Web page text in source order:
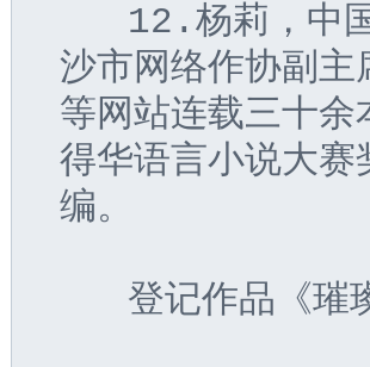
12.杨莉，中国
沙市网络作协副
等网站连载三十
得华语言小说大
编。
登记作品《璀璨